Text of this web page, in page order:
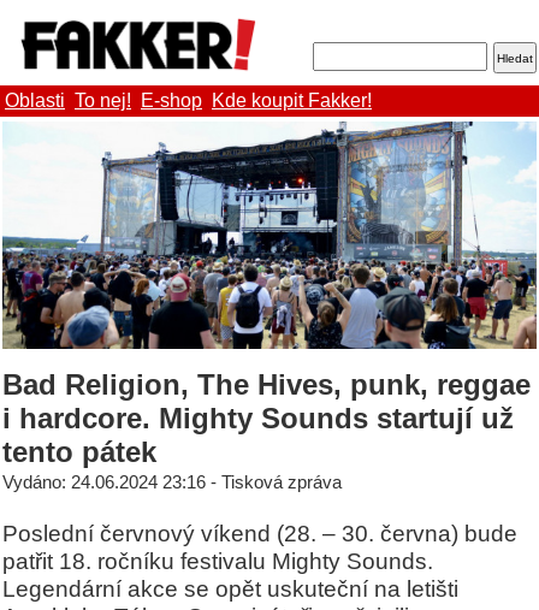
Oblasti To nej! E-shop Kde koupit Fakker!
Bad Religion, The Hives, punk, reggae
i hardcore. Mighty Sounds startují už
tento pátek
Vydáno: 24.06.2024 23:16 - Tisková zpráva
Poslední červnový víkend (28. – 30. června) bude
patřit 18. ročníku festivalu Mighty Sounds.
Legendární akce se opět uskuteční na letišti